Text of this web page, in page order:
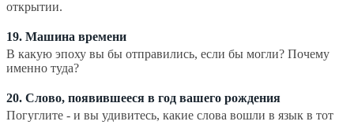
открытии.
19. Машина времени
В какую эпоху вы бы отправились, если бы могли? Почему
именно туда?
20. Слово, появившееся в год вашего рождения
Погуглите - и вы удивитесь, какие слова вошли в язык в тот